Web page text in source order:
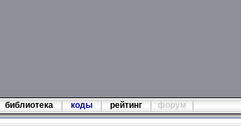
библиотека коды рейтинг форум